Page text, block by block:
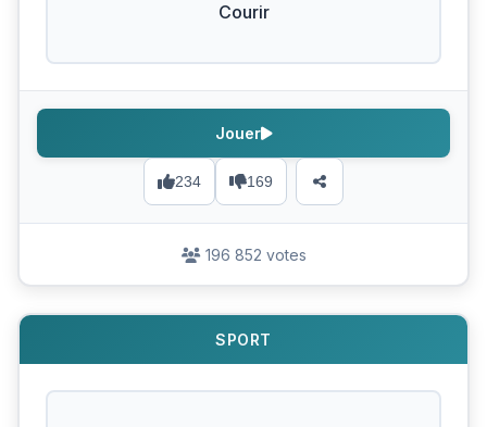
Courir
234 169
Jouer
196 852 votes
SPORT